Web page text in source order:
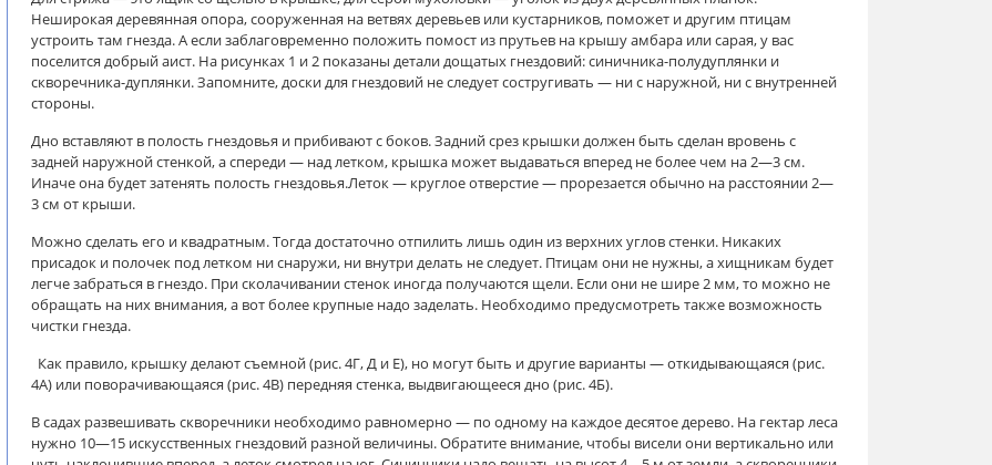
Неширокая деревянная опора, сооруженная на ветвях деревьев или кустарников, поможет и другим птицам
устроить там гнезда. А если заблаговременно положить помост из прутьев на крышу амбара или сарая, у вас
поселится добрый аист. На рисунках 1 и 2 показаны детали дощатых гнездовий: синичника-полудуплянки и
скворечника-дуплянки. Запомните, доски для гнездовий не следует состругивать — ни с наружной, ни с внутренней
стороны.
Дно вставляют в полость гнездовья и прибивают с боков. Задний срез крышки должен быть сделан вровень с
задней наружной стенкой, а спереди — над летком, крышка может выдаваться вперед не более чем на 2—3 см.
Иначе она будет затенять полость гнездовья.Леток — круглое отверстие — прорезается обычно на расстоянии 2—
3 см от крыши.
Можно сделать его и квадратным. Тогда достаточно отпилить лишь один из верхних углов стенки. Никаких
присадок и полочек под летком ни снаружи, ни внутри делать не следует. Птицам они не нужны, а хищникам будет
легче забраться в гнездо. При сколачивании стенок иногда получаются щели. Если они не шире 2 мм, то можно не
обращать на них внимания, а вот более крупные надо заделать. Необходимо предусмотреть также возможность
чистки гнезда.
Как правило, крышку делают съемной (рис. 4Г, Д и Е), но могут быть и другие варианты — откидывающаяся (рис.
4А) или поворачивающаяся (рис. 4В) передняя стенка, выдвигающееся дно (рис. 4Б).
В садах развешивать скворечники необходимо равномерно — по одному на каждое десятое дерево. На гектар леса
нужно 10—15 искусственных гнездовий разной величины. Обратите внимание, чтобы висели они вертикально или